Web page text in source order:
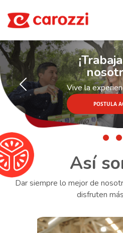
Vive la
POSTULA
Previous
Así
Dar siempre lo mejor de
disfruten